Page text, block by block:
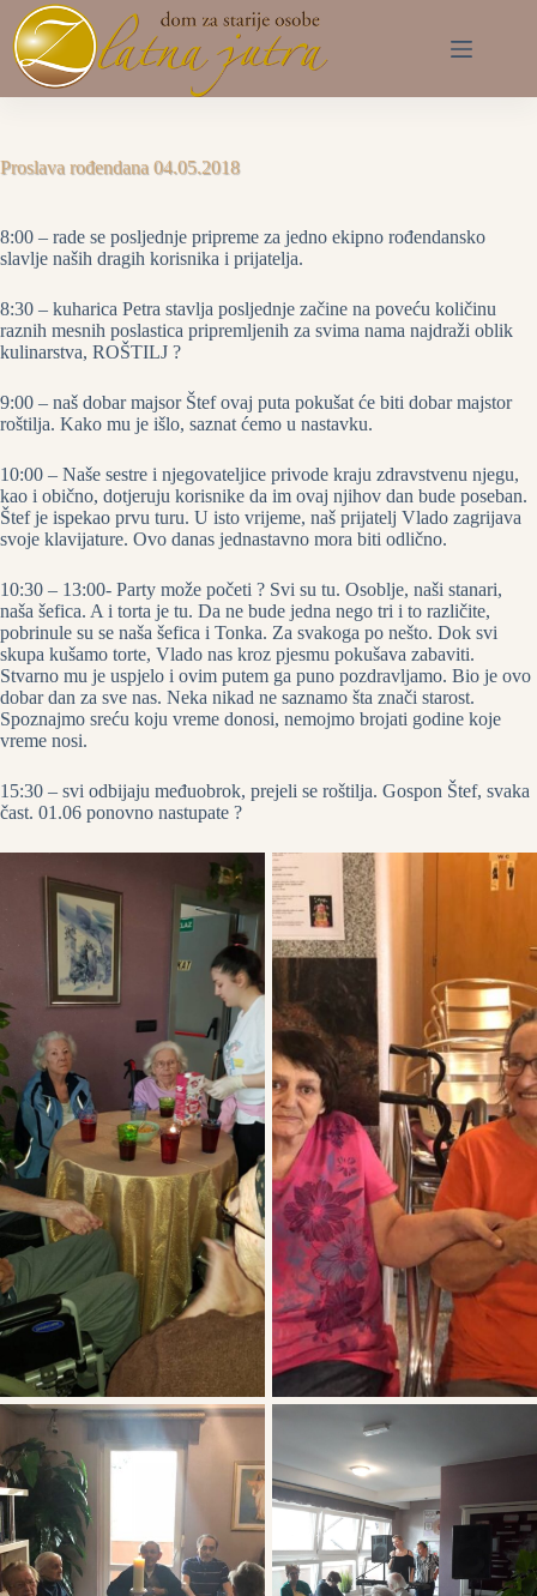
Preskoči
na
sadržaj
Proslava rođendana 04.05.2018
8:00 – rade se posljednje pripreme za jedno ekipno rođendansko
slavlje naših dragih korisnika i prijatelja.
8:30 – kuharica Petra stavlja posljednje začine na poveću količinu
raznih mesnih poslastica pripremljenih za svima nama najdraži oblik
kulinarstva, ROŠTILJ ?
9:00 – naš dobar majsor Štef ovaj puta pokušat će biti dobar majstor
roštilja. Kako mu je išlo, saznat ćemo u nastavku.
10:00 – Naše sestre i njegovateljice privode kraju zdravstvenu njegu,
kao i obično, dotjeruju korisnike da im ovaj njihov dan bude poseban.
Štef je ispekao prvu turu. U isto vrijeme, naš prijatelj Vlado zagrijava
svoje klavijature. Ovo danas jednastavno mora biti odlično.
10:30 – 13:00- Party može početi ? Svi su tu. Osoblje, naši stanari,
naša šefica. A i torta je tu. Da ne bude jedna nego tri i to različite,
pobrinule su se naša šefica i Tonka. Za svakoga po nešto. Dok svi
skupa kušamo torte, Vlado nas kroz pjesmu pokušava zabaviti.
Stvarno mu je uspjelo i ovim putem ga puno pozdravljamo. Bio je ovo
dobar dan za sve nas. Neka nikad ne saznamo šta znači starost.
Spoznajmo sreću koju vreme donosi, nemojmo brojati godine koje
vreme nosi.
15:30 – svi odbijaju međuobrok, prejeli se roštilja. Gospon Štef, svaka
čast. 01.06 ponovno nastupate ?